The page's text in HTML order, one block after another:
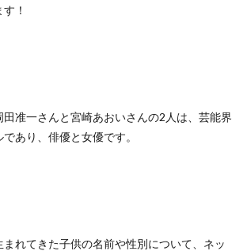
！
准一さんと宮崎あおいさんの2人は、芸能界
あり、俳優と女優です。
れてきた子供の名前や性別について、ネッ